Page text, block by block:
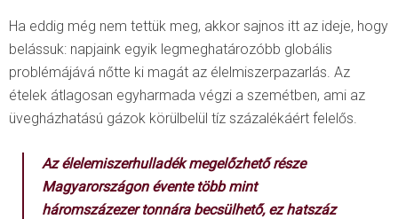
Ha eddig még nem tettük meg, akkor sajnos itt az ideje, hogy
belássuk: napjaink egyik legmeghatározóbb globális
problémájává nőtte ki magát az élelmiszerpazarlás. Az
ételek átlagosan egyharmada végzi a szemétben, ami az
üvegházhatású gázok körülbelül tíz százalékáért felelős.
Az élelemiszerhulladék megelőzhető része
Magyarországon évente több mint
háromszázezer tonnára becsülhető, ez hatszáz